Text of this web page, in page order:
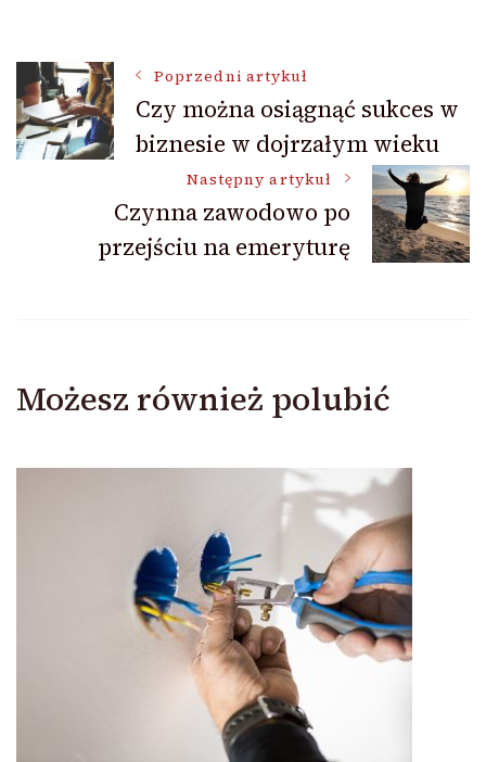
Nawigacja
wpisu
Poprzedni artykuł
Czy można osiągnąć sukces w
biznesie w dojrzałym wieku
Następny artykuł
Czynna zawodowo po
przejściu na emeryturę
Możesz również polubić